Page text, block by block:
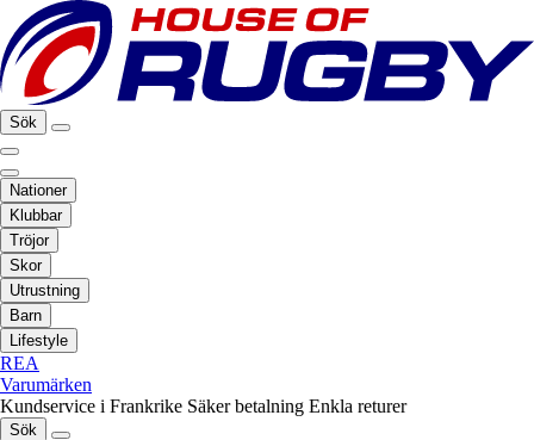
Sök
Nationer
Klubbar
Tröjor
Skor
Utrustning
Barn
Lifestyle
REA
Varumärken
Kundservice i Frankrike Säker betalning Enkla returer
Sök